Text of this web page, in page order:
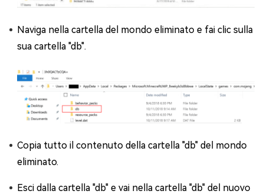
Naviga nella cartella del mondo eliminato e fai clic sulla
sua cartella "db".
Copia tutto il contenuto della cartella "db" del mondo
eliminato.
Esci dalla cartella "db" e vai nella cartella "db" del nuovo